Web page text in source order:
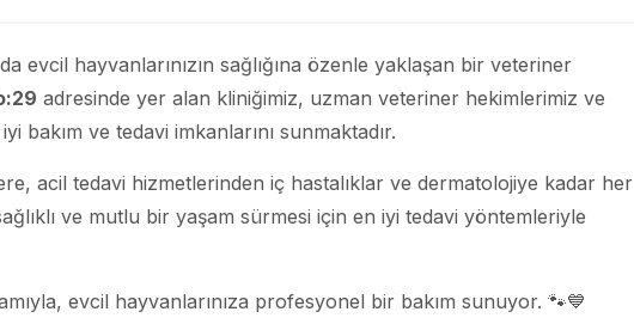
evcil hayvanlarınızın sağlığına özenle yaklaşan bir veteriner
adresinde yer alan kliniğimiz, uzman veteriner hekimlerimiz ve
bakım ve tedavi imkanlarını sunmaktadır.
acil tedavi hizmetlerinden iç hastalıklar ve dermatolojiye kadar her
ve mutlu bir yaşam sürmesi için en iyi tedavi yöntemleriyle
evcil hayvanlarınıza profesyonel bir bakım sunuyor. 🐾💙